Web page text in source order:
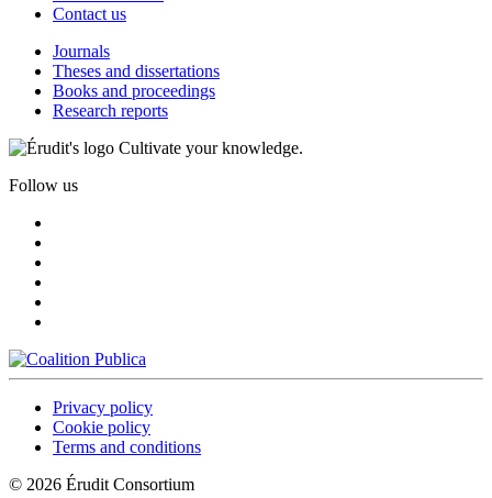
Contact us
Journals
Theses and dissertations
Books and proceedings
Research reports
Cultivate your knowledge.
Follow us
Privacy policy
Cookie policy
Terms and conditions
© 2026 Érudit Consortium